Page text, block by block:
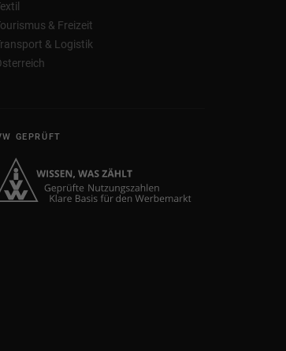
& Freizeit
& Logistik
GEPRÜFT